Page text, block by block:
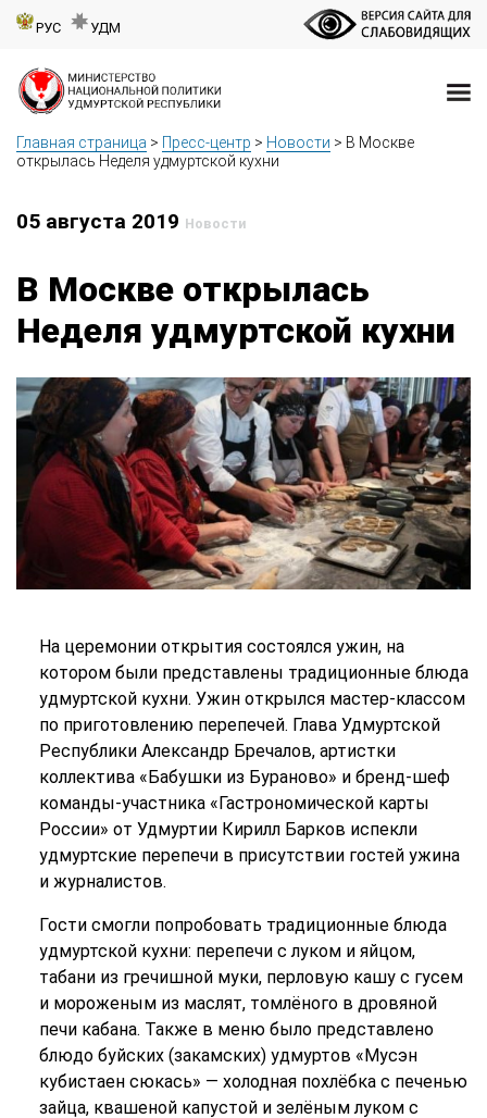
РУС УДМ
Главная страница > Пресс-центр > Новости > В Москве
открылась Неделя удмуртской кухни
05 августа 2019 Новости
В Москве открылась
Неделя удмуртской кухни
На церемонии открытия состоялся ужин, на
котором были представлены традиционные блюда
удмуртской кухни. Ужин открылся мастер-классом
по приготовлению перепечей. Глава Удмуртской
Республики Александр Бречалов, артистки
коллектива «Бабушки из Бураново» и бренд-шеф
команды-участника «Гастрономической карты
России» от Удмуртии Кирилл Барков испекли
удмуртские перепечи в присутствии гостей ужина
и журналистов.
Гости смогли попробовать традиционные блюда
удмуртской кухни: перепечи с луком и яйцом,
табани из гречишной муки, перловую кашу с гусем
и мороженым из маслят, томлёного в дровяной
печи кабана. Также в меню было представлено
блюдо буйских (закамских) удмуртов «Mусэн
кубистаен сюкась» — холодная похлёбка с печенью
зайца, квашеной капустой и зелёным луком с